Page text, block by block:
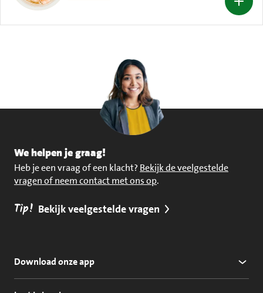
We helpen je graag!
Heb je een vraag of een klacht? Bekijk de veelgestelde
vragen of neem contact met ons op.
Tip! Bekijk veelgestelde vragen
Download onze app